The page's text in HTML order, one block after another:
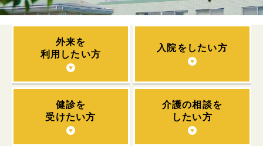
外来を
利用したい方
入院をしたい方
健診を
受けたい方
介護の相談を
したい方